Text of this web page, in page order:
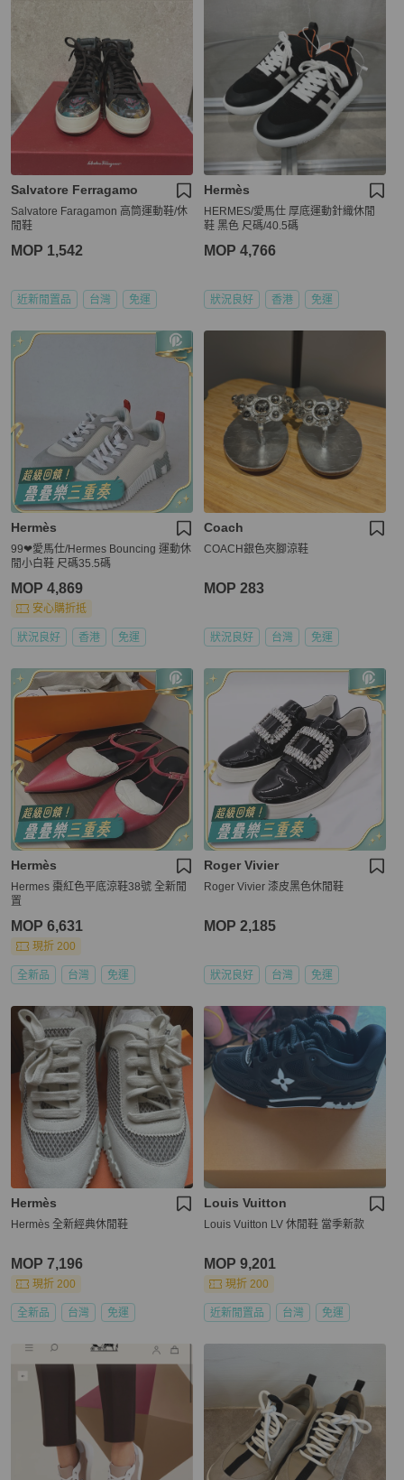
Salvatore Ferragamo
Salvatore Faragamon 高筒運動鞋/休
閒鞋
MOP 1,542
近新閒置品 台灣 免運
Hermès
HERMES/愛馬仕 厚底運動針織休閒
鞋 黑色 尺碼/40.5碼
MOP 4,766
狀況良好 香港 免運
Hermès
99❤愛馬仕/Hermes Bouncing 運動休
閒小白鞋 尺碼35.5碼
MOP 4,869
安心購折抵
狀況良好 香港 免運
Coach
COACH銀色夾腳涼鞋
MOP 283
狀況良好 台灣 免運
Hermès
Hermes 棗紅色平底涼鞋38號 全新閒
置
MOP 6,631
現折 200
全新品 台灣 免運
Roger Vivier
Roger Vivier 漆皮黑色休閒鞋
MOP 2,185
狀況良好 台灣 免運
Hermès
Hermès 全新經典休閒鞋
MOP 7,196
現折 200
全新品 台灣 免運
Louis Vuitton
Louis Vuitton LV 休閒鞋 當季新款
MOP 9,201
現折 200
近新閒置品 台灣 免運